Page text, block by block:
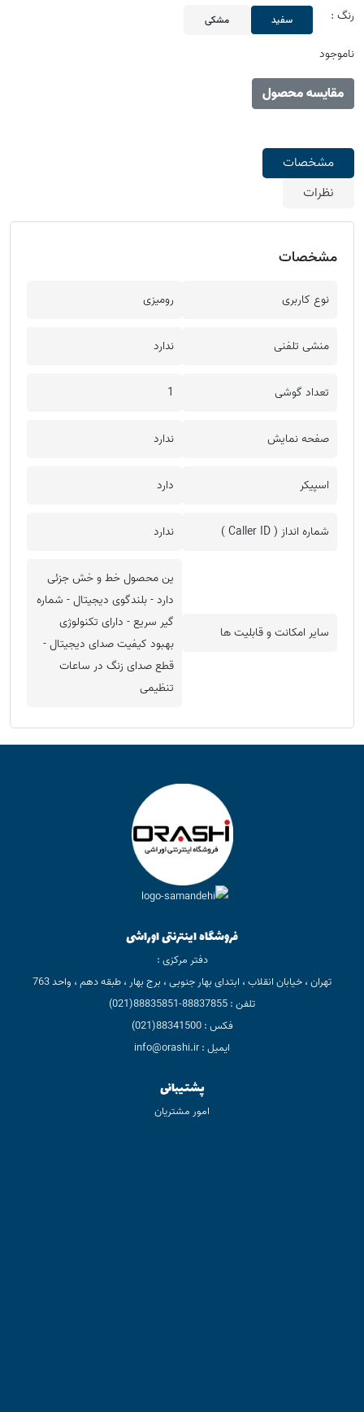
رنگ : سفید مشکی
ناموجود
مقایسه محصول
مشخصات
نظرات
مشخصات
نوع کاربری رومیزی
منشی تلفنی ندارد
تعداد گوشی 1
صفحه نمایش ندارد
اسپیکر دارد
شماره انداز ( Caller ID ) ندارد
سایر امکانت و قابلیت ها
ین محصول خط و خش جزئی
دارد - بلندگوی دیجیتال - شماره
گیر سریع - دارای تکنولوژی
بهبود کیفیت صدای دیجیتال -
قطع صدای زنگ در ساعات
تنظیمی
فروشگاه اینترنتی اوراشی
دفتر مرکزی :
تهران ، خیابان انقلاب ، ابتدای بهار جنوبی ، برج بهار ، طبقه دهم ، واحد 763
تلفن : 88837855-88835851(021)
فکس : 88341500(021)
ایمیل : info@orashi.ir
پشتیبانی
امور مشتریان